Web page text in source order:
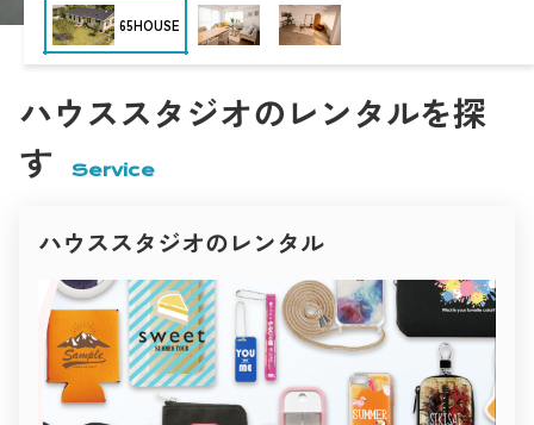
撮影空間の「いま」
表現者と空間が出会う。
クリエイティブのための場所づくり。
あらゆるジャンルのクリエイティブシーンを支えています。
商業撮影では、商品の魅力を最大限に引き出すために、
シンプルで明るいハウススタジオや、
ブランドの世界観に合わせたコンセプト空間が選ばれます。
映像制作の現場では、映画・ドラマ・MV・広告など、
ロケーションが持つリアルな質感が映像表現を支えています。
雑誌やファッション撮影では、
シーズンやテーマごとに異なる空間が選ばれます。
光と影のコントラスト、家具や色彩の統一感が
ビジュアル全体の印象を決定づけます。
一方で、個人クリエイターやアーティストによる撮影も増加。
ポートレートやアート作品の制作、SNS・YouTube・オンライ
ン配信など、
小規模ながらも表現性の高い撮影が求められるようになってい
インタビュー・雑誌・ブランドムービーなど、
“人の温度”を伝えたい撮影にぴったりです。
キッチンでの料理シーン、ダイニングでの自然な会話、
午後の光に照らされたリビングカットなど、
時間の経過までも美しく描けるスタジオ。
一瞬の光を大切にするフォトグラファーに、愛される理由がこ
こにあります。
ファッション・広告撮影におすすめ
クリーンでありながら、確かな個性を持つスタジオ。
光のコントロール、構図の自由度、そしてデザイン性――
Studio 4696（シロクロ）中目黒店
白と黒、光と影。
その対比を徹底的に研ぎ澄ました空間が「Studio 4696（シロク
ロ）」。
名前のとおり、モノトーンを極めた構成が被写体の輪郭と存在
感を際立たせます。
壁・床・天井の質感やトーンが緻密に設計されており、
自然光と人工光のどちらにも対応可能。
ファッションルック、コスメ広告、アーティストビジュアルな
Inspiration studio
PYG
世田谷Atelier セタガヤアトリエ
目黒ハウススタジオ momobana
ハウススタジオのレンタルを探
す
Service
ハウススタジオのレンタル